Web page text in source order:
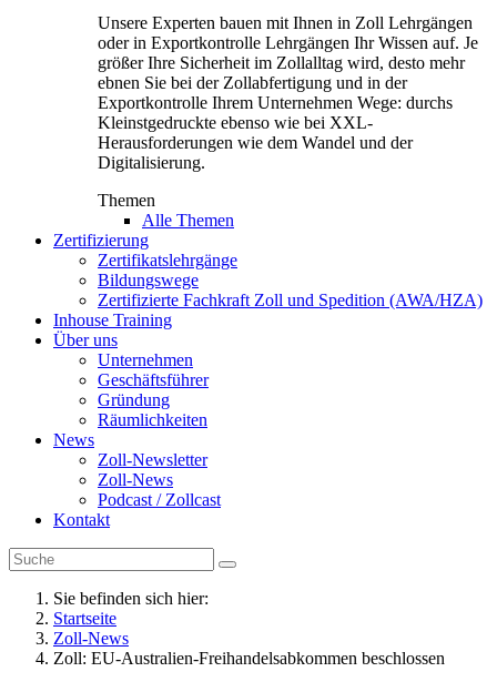
Unsere Experten bauen mit Ihnen in Zoll Lehrgängen
oder in Exportkontrolle Lehrgängen Ihr Wissen auf. Je
größer Ihre Sicherheit im Zollalltag wird, desto mehr
ebnen Sie bei der Zollabfertigung und in der
Exportkontrolle Ihrem Unternehmen Wege: durchs
Kleinstgedruckte ebenso wie bei XXL-
Herausforderungen wie dem Wandel und der
Digitalisierung.
Themen
Alle Themen
Zertifizierung
Zertifikatslehrgänge
Bildungswege
Zertifizierte Fachkraft Zoll und Spedition (AWA/HZA)
Inhouse Training
Über uns
Unternehmen
Geschäftsführer
Gründung
Räumlichkeiten
News
Zoll-Newsletter
Zoll-News
Podcast / Zollcast
Kontakt
Sie befinden sich hier:
Startseite
Zoll-News
Zoll: EU-Australien-Freihandelsabkommen beschlossen